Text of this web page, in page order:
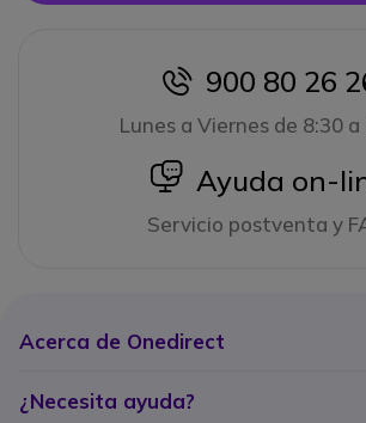
icon
900 80 26
Lunes a Viernes de 8:30 a
icon
Ayuda on-
Servicio postventa y
Acerca de Onedirect
¿Necesita ayuda?